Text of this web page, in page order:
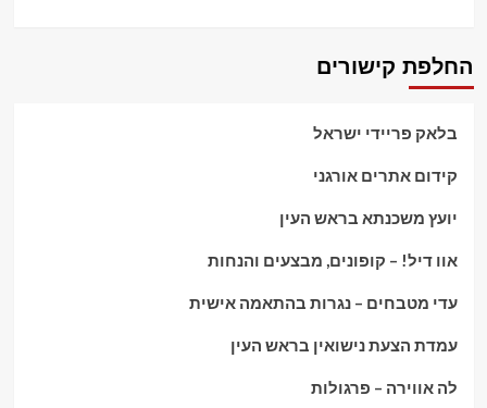
החלפת קישורים
בלאק פריידי ישראל
קידום אתרים אורגני
יועץ משכנתא בראש העין
אוו דיל! – קופונים, מבצעים והנחות
עדי מטבחים – נגרות בהתאמה אישית
עמדת הצעת נישואין בראש העין
לה אווירה – פרגולות